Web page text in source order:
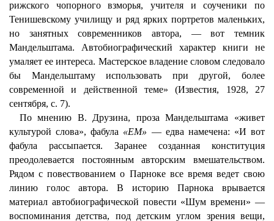
рижского чопорного взморья, учителя и соученики по
Тенишевскому училищу и ряд ярких портретов маленьких,
но занятных современников автора, — вот темник
Мандельштама. Автобиографический характер книги не
умаляет ее интереса. Мастерское владение словом следовало
бы Мандельштаму использовать при другой, более
современной и действенной теме» (Известия, 1928, 27
сентября, с. 7).
По мнению В. Друзина, проза Мандельштама «живет
культурой слова», фабула «ЕМ» — едва намечена: «И вот
фабула рассыпается. Заранее созданная конституция
преодолевается постоянным авторским вмешательством.
Рядом с повествованием о Парноке все время ведет свою
линию голос автора. В историю Парнока врывается
материал автобиографической повести «Шум времени» —
воспоминания детства, под детским углом зрения вещи,